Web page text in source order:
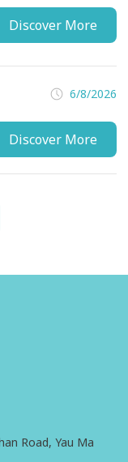
Discover More
6/8/2026
Discover More
Road, Yau Ma